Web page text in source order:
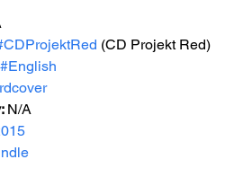
(CD Projekt Red)
#English
N/A